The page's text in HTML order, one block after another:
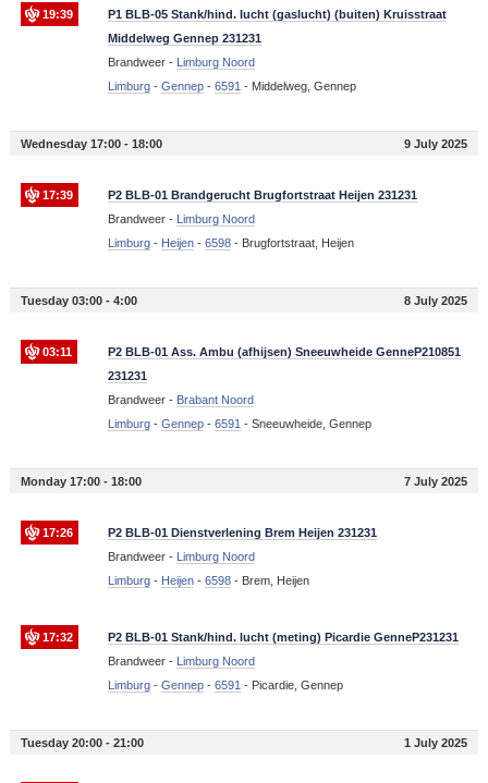
19:39
P1 BLB-05 Stank/hind. lucht (gaslucht) (buiten) Kruisstraat
Middelweg Gennep 231231
Brandweer - Limburg Noord
Limburg- Gennep- 6591 - Middelweg, Gennep
Wednesday 17:00 - 18:00 9 July 2025
17:39
P2 BLB-01 Brandgerucht Brugfortstraat Heijen 231231
Brandweer - Limburg Noord
Limburg- Heijen- 6598- Brugfortstraat, Heijen
Tuesday 03:00 - 4:00 8 July 2025
03:11
P2 BLB-01 Ass. Ambu (afhijsen) Sneeuwheide GenneP210851
231231
Brandweer - Brabant Noord
Limburg- Gennep- 6591 - Sneeuwheide, Gennep
Monday 17:00 - 18:00 7 July 2025
17:26
P2 BLB-01 Dienstverlening Brem Heijen 231231
Brandweer - Limburg Noord
Limburg- Heijen- 6598- Brem, Heijen
17:32
P2 BLB-01 Stank/hind. lucht (meting) Picardie GenneP231231
Brandweer - Limburg Noord
Limburg- Gennep- 6591 - Picardie, Gennep
Tuesday 20:00 - 21:00 1 July 2025